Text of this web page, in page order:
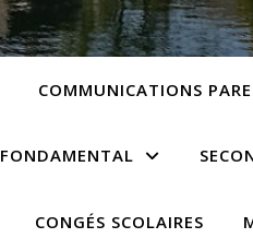
COMMUNICATIONS
FONDAMENTAL
CONGÉS SCOLAIRES